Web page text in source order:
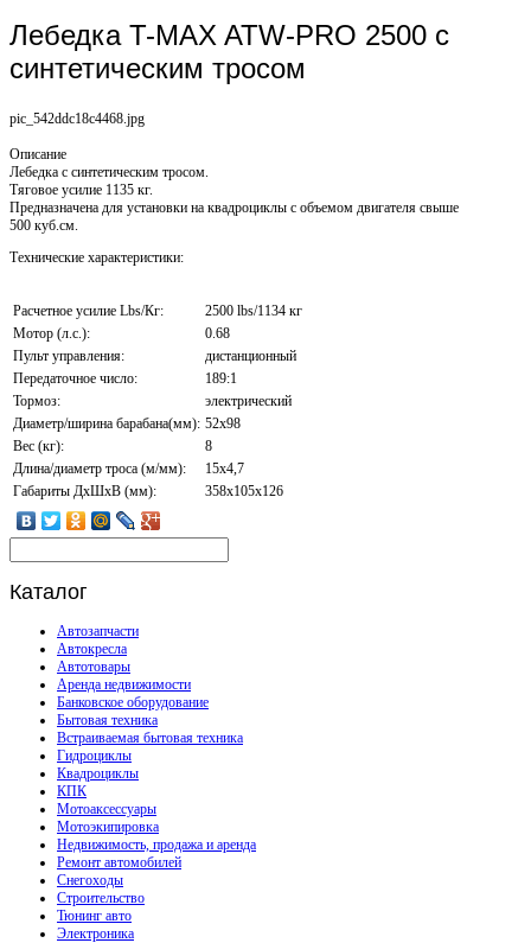
Лебедка T-MAX ATW-PRO 2500 с
синтетическим тросом
pic_542ddc18c4468.jpg
Описание
Лебедка с синтетическим тросом.
Тяговое усилие 1135 кг.
Предназначена для установки на квадроциклы с объемом двигателя свыше
500 куб.см.
Технические характеристики:
Расчетное усилие Lbs/Кг:
2500 lbs/1134 кг
Мотор (л.с.):
0.68
Пульт управления:
дистанционный
Передаточное число:
189:1
Тормоз:
электрический
Диаметр/ширина барабана(мм): 52х98
Вес (кг):
8
Длина/диаметр троса (м/мм):
15х4,7
Габариты ДхШхВ (мм):
358х105х126
Каталог
Автозапчасти
Автокресла
Автотовары
Аренда недвижимости
Банковское оборудование
Бытовая техника
Встраиваемая бытовая техника
Гидроциклы
Квадроциклы
КПК
Мотоаксессуары
Мотоэкипировка
Недвижимость, продажа и аренда
Ремонт автомобилей
Снегоходы
Строительство
Тюнинг авто
Электроника